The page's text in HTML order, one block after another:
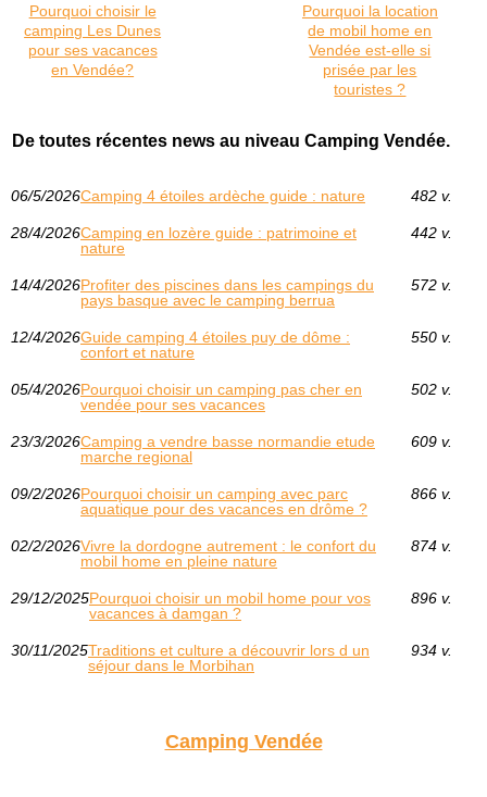
Pourquoi choisir le
camping Les Dunes
pour ses vacances
en Vendée?
Pourquoi la location
de mobil home en
Vendée est-elle si
prisée par les
touristes ?
De toutes récentes news au niveau Camping Vendée.
06/5/2026Camping 4 étoiles ardèche guide : nature 482 v.
28/4/2026Camping en lozère guide : patrimoine et
nature
442 v.
14/4/2026Profiter des piscines dans les campings du
pays basque avec le camping berrua
572 v.
12/4/2026Guide camping 4 étoiles puy de dôme :
confort et nature
550 v.
05/4/2026Pourquoi choisir un camping pas cher en
vendée pour ses vacances
502 v.
23/3/2026Camping a vendre basse normandie etude
marche regional
609 v.
09/2/2026Pourquoi choisir un camping avec parc
aquatique pour des vacances en drôme ?
866 v.
02/2/2026Vivre la dordogne autrement : le confort du
mobil home en pleine nature
874 v.
29/12/2025Pourquoi choisir un mobil home pour vos
vacances à damgan ?
896 v.
30/11/2025Traditions et culture a découvrir lors d un
séjour dans le Morbihan
934 v.
Camping Vendée